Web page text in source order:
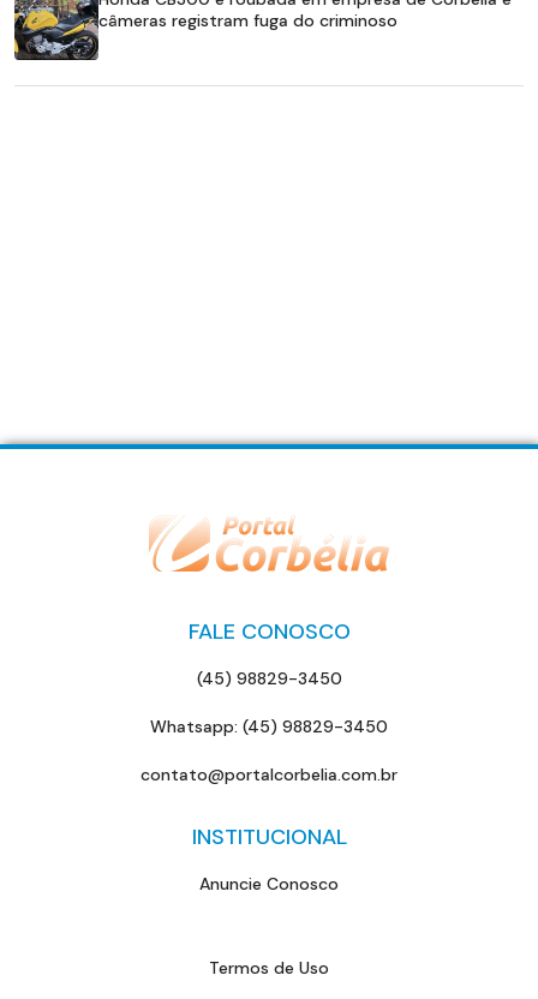
câmeras registram fuga do criminoso
FALE CONOSCO
(45) 98829-3450
Whatsapp: (45) 98829-3450
contato@portalcorbelia.com.br
INSTITUCIONAL
Anuncie Conosco
Termos de Uso